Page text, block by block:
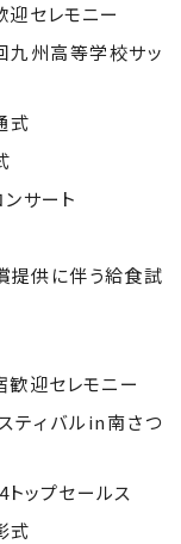
セレモニー
州高等学校サッ
式
サート
供に伴う給食試
迎セレモニー
ティバルin南さつ
ップセールス
式